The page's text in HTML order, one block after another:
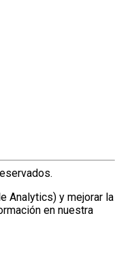
Analytics) y mejorar la
en nuestra